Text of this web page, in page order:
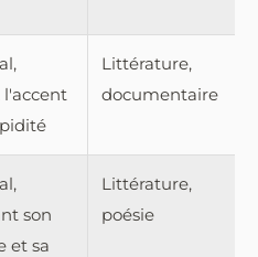
Littérature,
documentaire
son
et sa
Littérature,
poésie